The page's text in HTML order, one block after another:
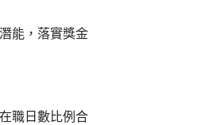
能，落實獎金
職日數比例合